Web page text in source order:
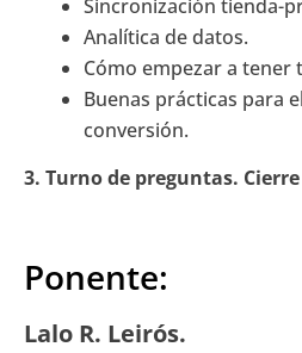
Sincronización tienda-
Analítica de datos.
Cómo empezar a tener
Buenas prácticas para
conversión.
3. Turno de preguntas.
Ponente:
Lalo R. Leirós.